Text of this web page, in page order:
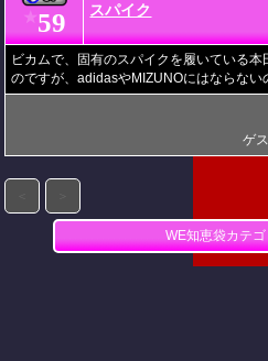
★59 スパイク
ビカムで、固有のスパイクを履いている
のですが、adidasやMIZUNOにはならない
ゲ
WE知恵袋カテゴ